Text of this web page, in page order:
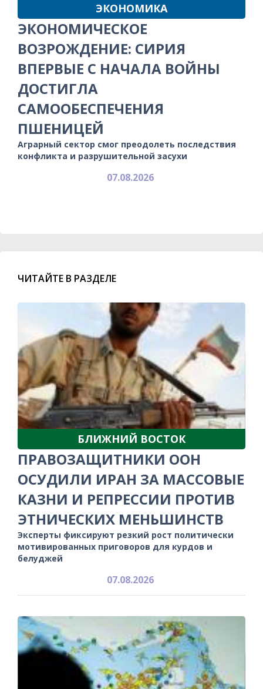
ЭКОНОМИКА
ЭКОНОМИЧЕСКОЕ
ВОЗРОЖДЕНИЕ: СИРИЯ
ВПЕРВЫЕ С НАЧАЛА ВОЙНЫ
ДОСТИГЛА
САМООБЕСПЕЧЕНИЯ
ПШЕНИЦЕЙ
Аграрный сектор смог преодолеть последствия
конфликта и разрушительной засухи
07.08.2026
ЧИТАЙТЕ В РАЗДЕЛЕ
БЛИЖНИЙ ВОСТОК
ПРАВОЗАЩИТНИКИ ООН
ОСУДИЛИ ИРАН ЗА МАССОВЫЕ
КАЗНИ И РЕПРЕССИИ ПРОТИВ
ЭТНИЧЕСКИХ МЕНЬШИНСТВ
Эксперты фиксируют резкий рост политически
мотивированных приговоров для курдов и
белуджей
07.08.2026